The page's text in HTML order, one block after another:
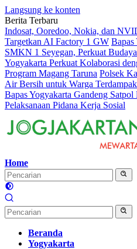
Langsung ke konten
Berita Terbaru
Indosat, Ooredoo, Nokia, dan
Targetkan AI Factory 1 GW Bapas
SMKN 1 Seyegan, Perkuat
Yogyakarta Perkuat Kolaborasi
Program Magang Taruna Polsek
Air Bersih untuk Warga
Bapas Yogyakarta Gandeng
Pelaksanaan Pidana Kerja Sosial
Home
Beranda
Yogyakarta